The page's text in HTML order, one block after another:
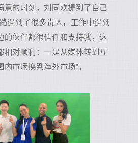
意的时刻，刘同欢提到了自己
遇到了很多贵人，工作中遇到
的伙伴都很信任和支持我，这
相对顺利：一是从媒体转到互
市场换到海外市场”。